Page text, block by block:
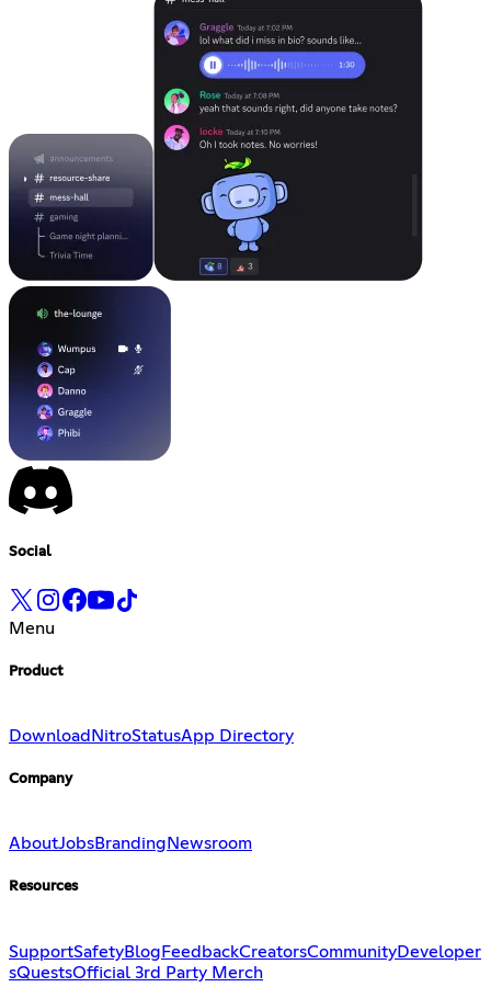
Social
Menu
Product
Download NitroStatusApp Directory
Company
AboutJobsBranding Newsroom
Resources
SupportSafetyBlog FeedbackCreatorsCommunityDeveloper
sQuestsOfficial 3rd Party Merch